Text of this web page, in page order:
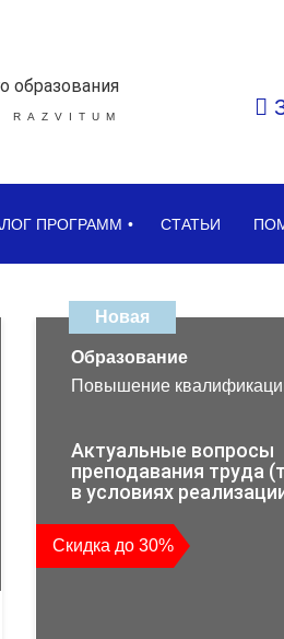
образования
ПРОГРАММ СТАТЬИ
Новая
Образование
Повышение
Актуальные вопросы
преподавания труда
в условиях
Скидка до 30%